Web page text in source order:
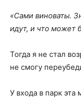
«Сами виноваты.
идут, и что может
Тогда я не стал
не смогу
У входа в парк